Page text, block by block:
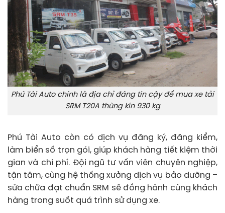
Phú Tài Auto chính là địa chỉ đáng tin cậy để mua xe tải
SRM T20A thùng kín 930 kg
Phú Tài Auto còn có dịch vụ đăng ký, đăng kiểm,
làm biển số trọn gói, giúp khách hàng tiết kiệm thời
gian và chi phí. Đội ngũ tư vấn viên chuyên nghiệp,
tận tâm, cùng hệ thống xưởng dịch vụ bảo dưỡng –
sửa chữa đạt chuẩn SRM sẽ đồng hành cùng khách
hàng trong suốt quá trình sử dụng xe.